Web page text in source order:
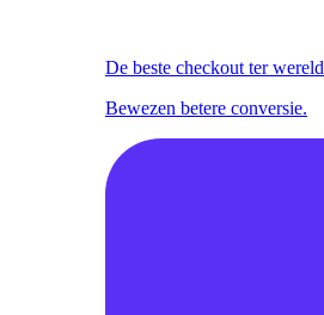
De beste checkout ter wereld
Bewezen betere conversie.